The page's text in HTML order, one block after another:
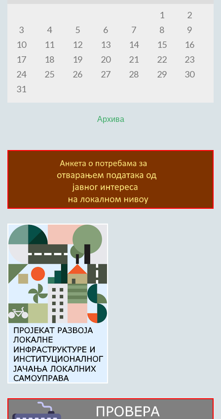
1
2
3
4 5 6 7 8
9
10
11 12 13 14 15
16
17
18 19 20 21 22
23
24
25 26 27 28 29
30
31
Архива